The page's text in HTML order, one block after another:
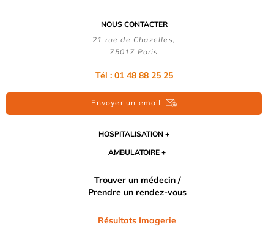
NOUS CONTACTER
21 rue de Chazelles,
75017 Paris
Tél : 01 48 88 25 25
Envoyer un email
HOSPITALISATION
AMBULATOIRE
Trouver un médecin /
Prendre un rendez-vous
Résultats Imagerie